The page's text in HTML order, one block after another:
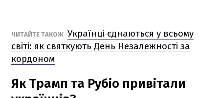
ЧИТАЙТЕ ТАКОЖ Українці єднаються у всьому
світі: як святкують День Незалежності за
кордоном
Як Трамп та Рубіо привітали